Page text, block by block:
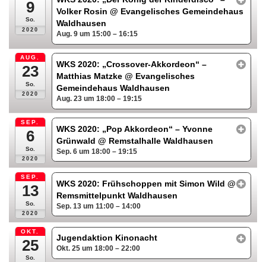
9
So.
2020
Volker Rosin@ Evangelisches Gemeindehaus
Waldhausen
Aug. 9 um 15:00 – 16:15
AUG.
23
So.
2020
WKS 2020: „Crossover-Akkordeon“ –
Matthias Matzke@ Evangelisches
Gemeindehaus Waldhausen
Aug. 23 um 18:00 – 19:15
SEP.
6
So.
2020
WKS 2020: „Pop Akkordeon“ – Yvonne
Grünwald@ Remstalhalle Waldhausen
Sep. 6 um 18:00 – 19:15
SEP.
13
So.
2020
WKS 2020: Frühschoppen mit Simon Wild@
Remsmittelpunkt Waldhausen
Sep. 13 um 11:00 – 14:00
OKT.
25
So.
Jugendaktion Kinonacht
Okt. 25 um 18:00 – 22:00